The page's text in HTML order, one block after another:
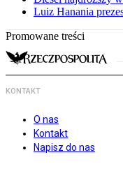
Luiz Hanania
Promowane treści
KONTAKT
O nas
Kontakt
Napisz do nas